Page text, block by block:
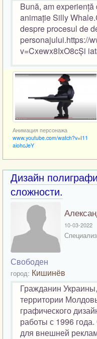
Bună, am
animație Silly
despre procesul de
personajului.https://
v=Cxewx8IxO8cȘi
Анимация персонажа
www.youtube.com/watch?v=I11
aiohcJeY
Дизайн
сложности.
10-03-2022
Свободен
город: Кишинёв
Гражданин
территории
графического
работы с 1996
для внешней